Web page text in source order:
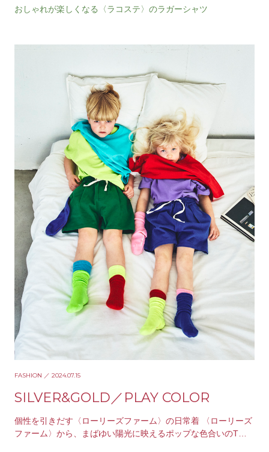
おしゃれが楽しくなる〈ラコステ〉のラガーシャツ
FASHION ／ 2024.07.15
SILVER&GOLD／PLAY COLOR
個性を引きだす〈ローリーズファーム〉の日常着 〈ローリーズ
ファーム〉から、まばゆい陽光に映えるポップな色合いのTシ